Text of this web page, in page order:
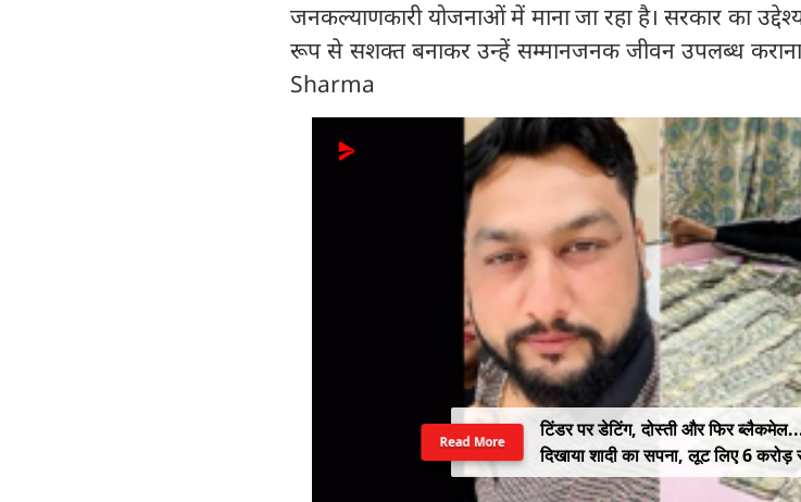
जनकल्याणकारी योजनाओं में माना जा रहा है। सरकार का
रूप से सशक्त बनाकर उन्हें सम्मानजनक जीवन उपलब्ध
Sharma
टिंडर पर डेटिंग, दोस्ती और फिर
दिखाया शादी का सपना, लूट लिए 6 करोड़
Read More